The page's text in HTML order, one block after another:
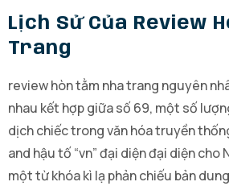
Lịch Sử Của Review
Trang
review hòn tằm nha trang nguyên
nhau kết hợp giữa số 69, một số
dịch chiếc trong văn hóa truyền
and hậu tố “vn” đại diện đại diện cho
một từ khóa kì lạ phản chiếu bản